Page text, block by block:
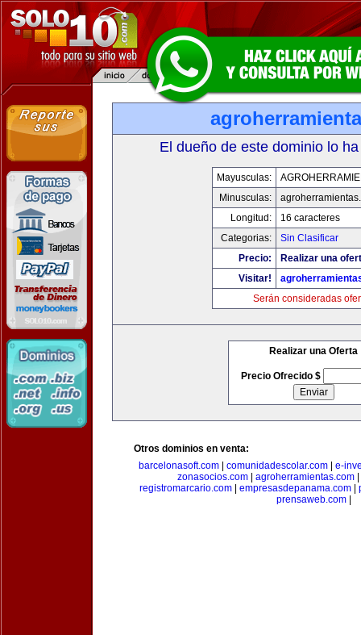
El dueño de este dominio lo
Mayusculas:
Minusculas:
Longitud:
16 caracteres
Categorias:
Sin Clasificar
Precio:
Realizar una
Visitar!
Serán consideradas
Realizar una Oferta
Precio Ofrecido $
Otros dominios en venta:
barcelonasoft.com
comunidadescolar.com
e-
zonasocios.com
agroherramientas.com
registromarcario.com| empresasdepanama.com|
prensaweb.com|